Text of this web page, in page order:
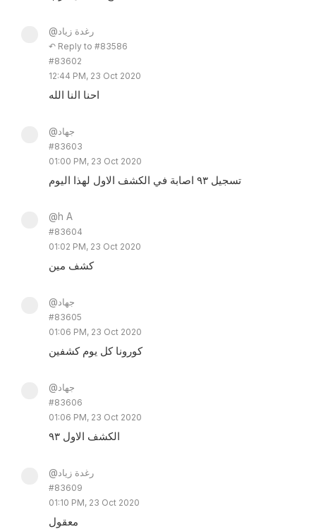
@رغدة زياد
↶ Reply to #83586
#83602
12:44 PM, 23 Oct 2020
احنا النا الله
@جهاد
#83603
01:00 PM, 23 Oct 2020
تسجيل ٩٣ اصابة في الكشف الاول لهذا اليوم
@h A
#83604
01:02 PM, 23 Oct 2020
كشف مين
@جهاد
#83605
01:06 PM, 23 Oct 2020
كورونا كل يوم كشفين
@جهاد
#83606
01:06 PM, 23 Oct 2020
الكشف الاول ٩٣
@رغدة زياد
#83609
01:10 PM, 23 Oct 2020
معقول